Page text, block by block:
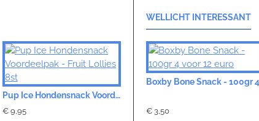
Pup Ice Hondensnack Voordeelpak - Fruit Lollies 8st
€ 9,95
WELLICHT INTERESSANT
€ 3,50